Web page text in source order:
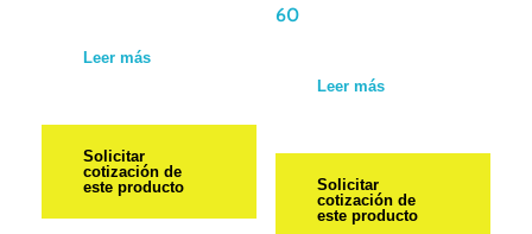
Leer más
Solicitar
cotización de
este producto
60
Leer más
Solicitar
cotización de
este producto